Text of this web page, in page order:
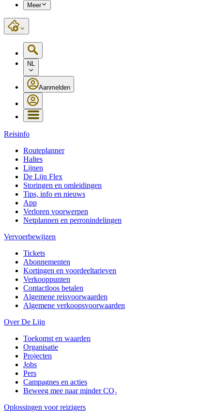
Meer
NL
Aanmelden
Reisinfo
Routeplanner
Haltes
Lijnen
De Lijn Flex
Storingen en omleidingen
Tips, info en nieuws
App
Verloren voorwerpen
Netplannen en perronindelingen
Vervoerbewijzen
Tickets
Abonnementen
Kortingen en voordeeltarieven
Verkooppunten
Contactloos betalen
Algemene reisvoorwaarden
Algemene verkoopsvoorwaarden
Over De Lijn
Toekomst en waarden
Organisatie
Projecten
Jobs
Pers
Campagnes en acties
Beweeg mee naar minder CO₂
Oplossingen voor reizigers